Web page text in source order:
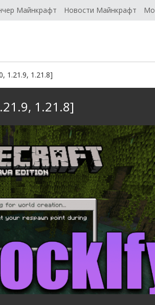
Майнкрафт Новости Майнкрафт
1.21.9, 1.21.8]
1.21.8]